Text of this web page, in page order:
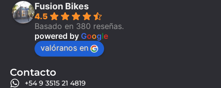
Fusion Bikes
4.5
Basado en 380 reseñas.
powered by Google
valóranos en
Contacto
+54 9 3515 21 4819